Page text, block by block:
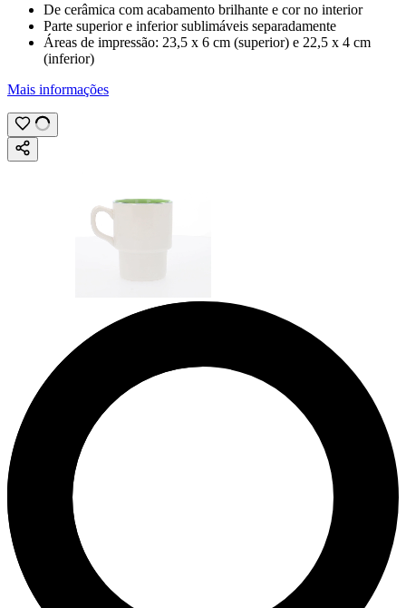
De cerâmica com acabamento brilhante e cor no interior
Parte superior e inferior sublimáveis separadamente
Áreas de impressão: 23,5 x 6 cm (superior) e 22,5 x 4 cm
(inferior)
Mais informações